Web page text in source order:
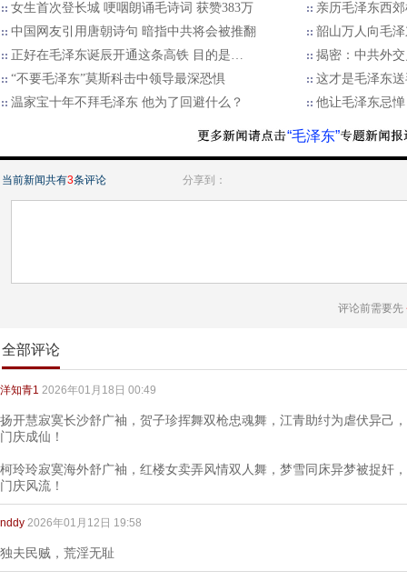
女生首次登长城 哽咽朗诵毛诗词 获赞383万
亲历毛泽东西
中国网友引用唐朝诗句 暗指中共将会被推翻
韶山万人向毛
正好在毛泽东诞辰开通这条高铁 目的是…
揭密：中共外
“不要毛泽东”莫斯科击中领导最深恐惧
这才是毛泽东
温家宝十年不拜毛泽东 他为了回避什么？
他让毛泽东忌
“毛泽东”
当前新闻共有3条评论 分享到：
评论前需要先
全部评论
洋知青1 2026年01月18日 00:49
扬开慧寂寞长沙舒广袖，贺子珍挥舞双枪忠魂舞，江青助纣为虐伏异己
门庆成仙！
柯玲玲寂寞海外舒广袖，红楼女卖弄风情双人舞，梦雪同床异梦被捉奸
门庆风流！
nddy 2026年01月12日 19:58
独夫民贼，荒淫无耻